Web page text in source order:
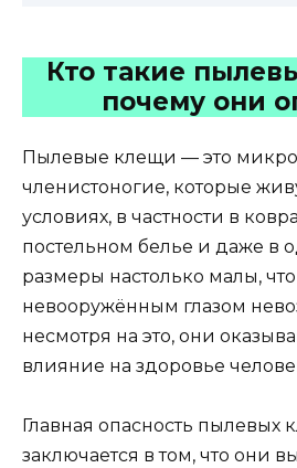
Кто такие
почему они
Пылевые клещи — это
членистоногие, которые
условиях, в частности в
постельном белье и даже в
размеры настолько малы,
невооружённым глазом
несмотря на это, они
влияние на здоровье
Главная опасность пылевых
заключается в том, что они